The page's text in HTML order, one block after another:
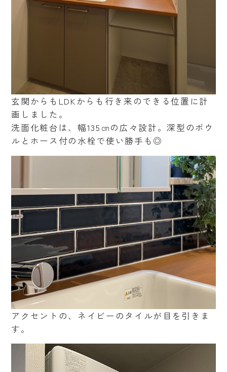
玄関からもLDKからも行き来のできる位置に計
画しました。
洗面化粧台は、幅135㎝の広々設計。深型のボウ
ルとホース付の水栓で使い勝手も◎
アクセントの、ネイビーのタイルが目を引きま
す。